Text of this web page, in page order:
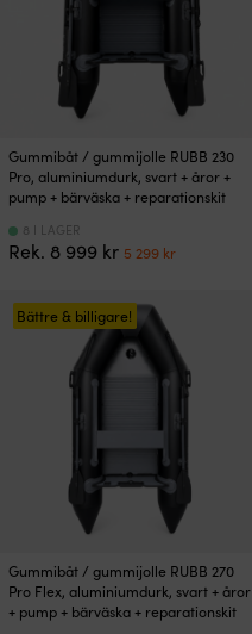
Gummibåt / gummijolle RUBB 230
Pro, aluminiumdurk, svart + åror +
pump + bärväska + reparationskit
Rek. 8 999 kr Det
var:
8
999 kr.
5 299 krDet
5
299 kr.
8 I LAGER
Bättre & billigare!
Gummibåt / gummijolle RUBB 270
Pro Flex, aluminiumdurk, svart + åror
+ pump + bärväska + reparationskit